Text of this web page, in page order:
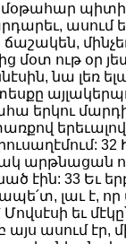
պիտի
ասում
մօտ ութ օր
նա լեռ
երկու
արթնացան
էին: 33 Եւ
լաւ է, որ
եւ
այս ասում